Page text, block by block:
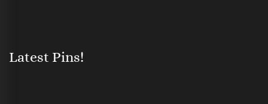
Latest Pins!